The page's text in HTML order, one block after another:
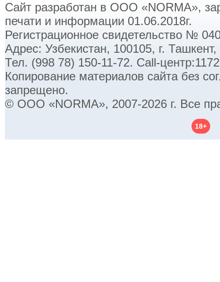
Сайт разработан в ООО «NORMA»,
печати и информации 01.06.2018г.
Регистрационное свидетельство №
Адрес: Узбекистан, 100105, г.
Тел. (998 78) 150-11-72. Call-
Копирование материалов сайта без
запрещено.
© ООО «NORMA», 2007-2026 г. Все
18+